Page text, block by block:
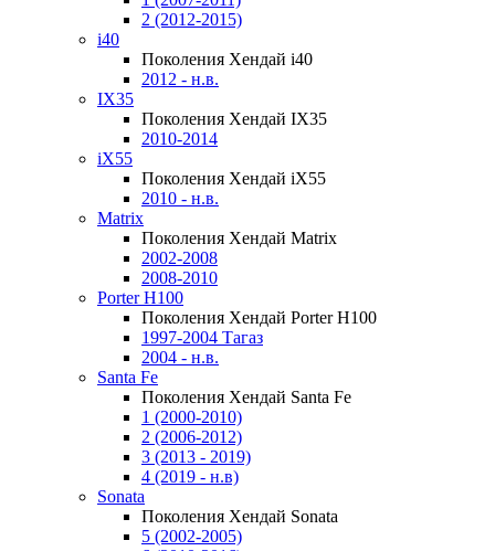
2 (2012-2015)
i40
Поколения Хендай i40
2012 - н.в.
IX35
Поколения Хендай IX35
2010-2014
iX55
Поколения Хендай iX55
2010 - н.в.
Matrix
Поколения Хендай Matrix
2002-2008
2008-2010
Porter H100
Поколения Хендай Porter H100
1997-2004 Тагаз
2004 - н.в.
Santa Fe
Поколения Хендай Santa Fe
1 (2000-2010)
2 (2006-2012)
3 (2013 - 2019)
4 (2019 - н.в)
Sonata
Поколения Хендай Sonata
5 (2002-2005)